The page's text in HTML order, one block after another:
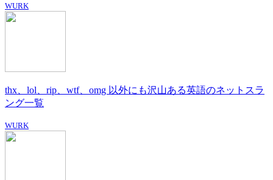
WURK
thx、lol、rip、wtf、omg 以外にも沢山ある英語のネットスラ
ング一覧
WURK